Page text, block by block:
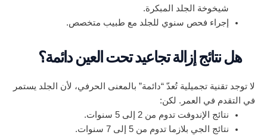
شيخوخة الجلد المبكرة.
إجراء فحص سنوي للجلد مع طبيب متخصص.
هل نتائج إزالة تجاعيد تحت العين دائمة؟
لا توجد تقنية تجميلية تُعدّ “دائمة” بالمعنى الحرفي، لأن الجلد يستمر
في التقدم في العمر. لكن:
نتائج الإندوفت تدوم من 2 إلى 5 سنوات.
نتائج الجي بلازما تدوم من 5 إلى 7 سنوات.